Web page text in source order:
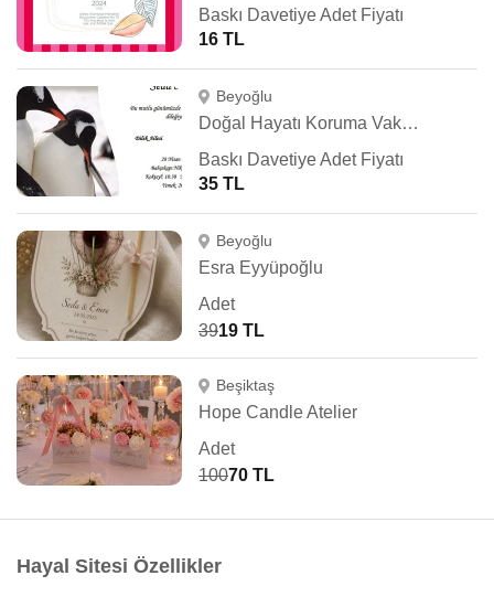
Baskı Davetiye Adet Fiyatı
16 TL
Beyoğlu
Doğal Hayatı Koruma Vakfı (WWF Türkiye)
Baskı Davetiye Adet Fiyatı
35 TL
Beyoğlu
Esra Eyyüpoğlu
Adet
3919 TL
Beşiktaş
Hope Candle Atelier
Adet
10070 TL
Hayal Sitesi Özellikler